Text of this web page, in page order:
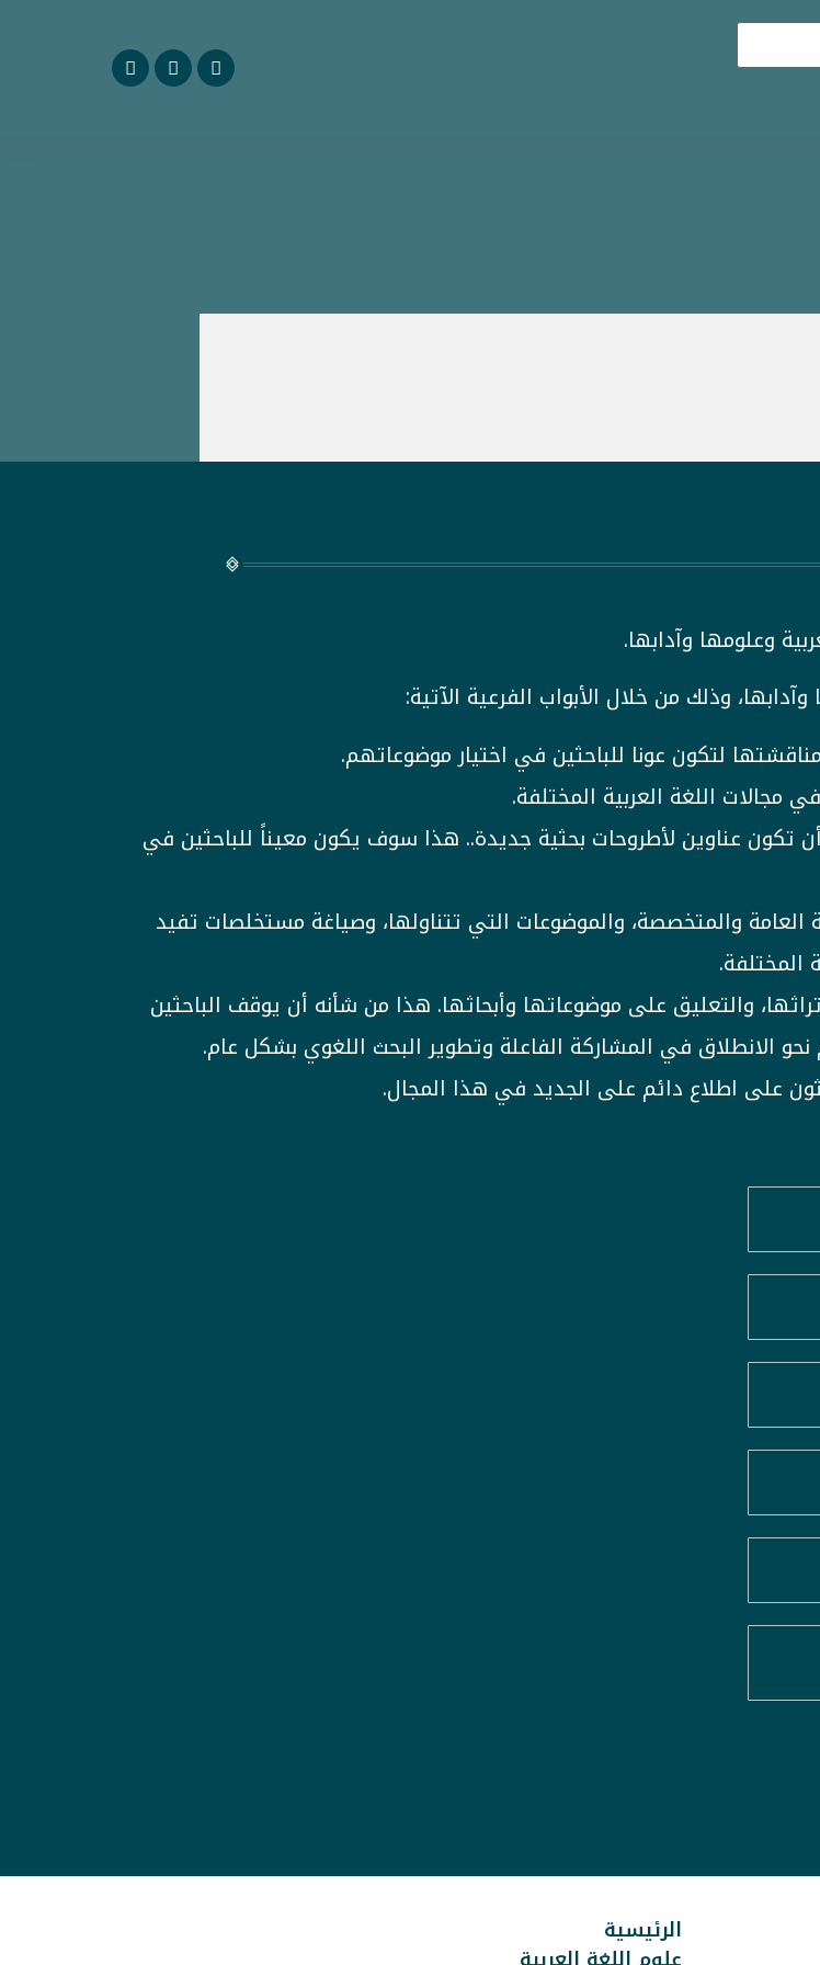
وعلومها وآدابها.
وذلك من خلال الأبواب الفرعية الآتية:
لتكون عونا للباحثين في اختيار موضوعاتهم.
اللغة العربية المختلفة.
تكون عناوين لأطروحات بحثية جديدة.. هذا سوف يكون معيناً للباحثين في
العامة والمتخصصة، والموضوعات التي تتناولها، وصياغة مستخلصات تفيد
المختلفة.
والتعليق على موضوعاتها وأبحاثها. هذا من شأنه أن يوقف الباحثين
الانطلاق في المشاركة الفاعلة وتطوير البحث اللغوي بشكل عام.
على اطلاع دائم على الجديد في هذا المجال.
الرئيسية